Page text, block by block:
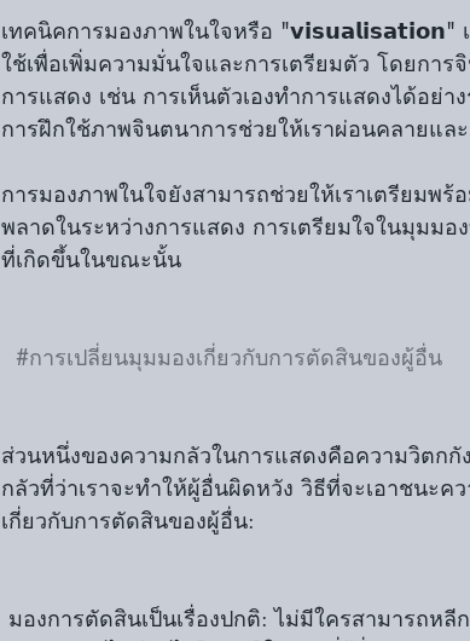
เทคนิคการมองภาพในใจหรือ
ใช้เพื่อเพิ่มความมั่นใจและการเตรียมตัว โดยการ
การแสดง เช่น การเห็นตัวเองทำการแสดงได้อย่
การฝึกใช้ภาพจินตนาการช่วยให้เราผ่อนคลายแ
การมองภาพในใจยังสามารถช่วยให้เราเตรียมพ
พลาดในระหว่างการแสดง การเตรียมใจในมุมมอ
ที่เกิดขึ้นในขณะนั้น
#การเปลี่ยนมุมมองเกี่ยวกับการตัดสินของผู้อื่น
ส่วนหนึ่งของความกลัวในการแสดงคือความวิตก
กลัวที่ว่าเราจะทำให้ผู้อื่นผิดหวัง วิธีที่จะเอาชนะ
เกี่ยวกับการตัดสินของผู้อื่น: